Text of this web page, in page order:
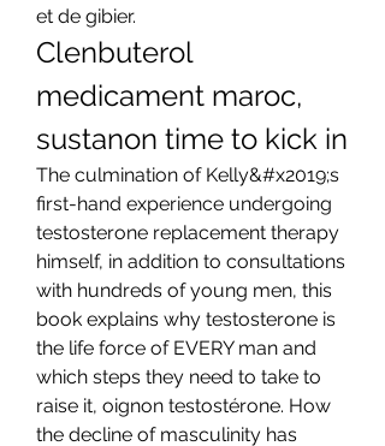
et de gibier.
Clenbuterol
medicament maroc,
sustanon time to kick in
The culmination of Kelly&#x2019;s
first-hand experience undergoing
testosterone replacement therapy
himself, in addition to consultations
with hundreds of young men, this
book explains why testosterone is
the life force of EVERY man and
which steps they need to take to
raise it, oignon testostérone. How
the decline of masculinity has